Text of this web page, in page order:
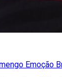
Emoção